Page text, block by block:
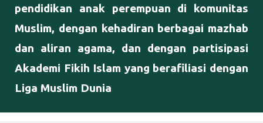
pendidikan anak perempuan di komunitas
Muslim, dengan kehadiran berbagai mazhab
dan aliran agama, dan dengan partisipasi
Akademi Fikih Islam yang berafiliasi dengan
Liga Muslim Dunia